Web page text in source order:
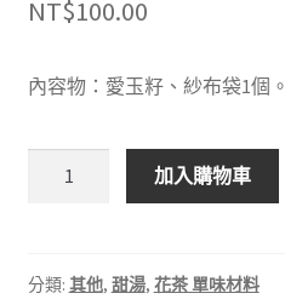
NT$100.00
內容物：愛玉籽、紗布袋1個。
包）
加入購物車
分類: 其他, 甜湯, 花茶 單味材料